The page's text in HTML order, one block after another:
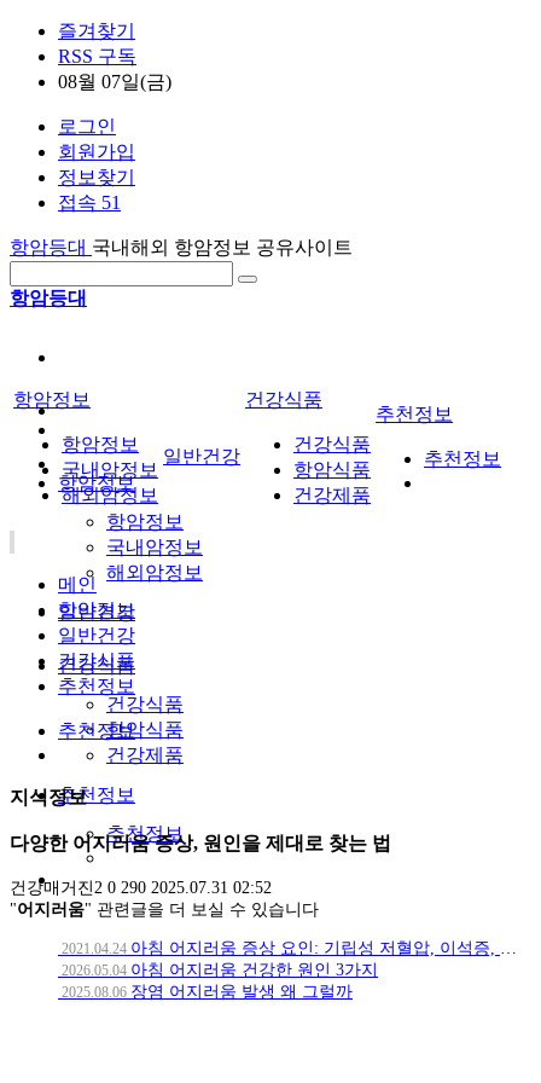
즐겨찾기
RSS 구독
08월 07일(금)
로그인
회원가입
정보찾기
접속 51
항암등대 국내해외 항암정보 공유사이트
항암등대
항암정보
항암정보
국내암정보
해외암정보
일반건강
건강식품
건강식품
항암식품
건강제품
추천정보
추천정보
항암정보
항암정보
국내암정보
해외암정보
일반건강
건강식품
건강식품
항암식품
건강제품
추천정보
추천정보
메인
항암정보
일반건강
건강식품
추천정보
추천정보
지식정보
다양한 어지러움 증상, 원인을 제대로 찾는 법
건강매거진2 0 290 2025.07.31 02:52
"어지러움" 관련글을 더 보실 수 있습니다
2021.04.24 아침 어지러움 증상 요인: 기립성 저혈압, 이석증, 역류성식도염
2026.05.04 아침 어지러움 건강한 원인 3가지
2025.08.06 장염 어지러움 발생 왜 그럴까